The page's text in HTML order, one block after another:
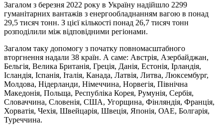
Загалом з березня 2022 року в Україну надійшло 2299
гуманітарних вантажів з енергообладнанням вагою в понад
29,5 тисяч тонн. З цієї кількості понад 26,7 тисяч тонн
розподілили між відповідними регіонами.
Загалом таку допомогу з початку повномасштабного
вторгнення надали 38 країн. А саме: Австрія, Азербайджан,
Бельгія, Велика Британія, Греція, Данія, Естонія, Ірландія,
Ісландія, Іспанія, Італія, Канада, Латвія, Литва, Люксембург,
Молдова, Нідерланди, Німеччина, Норвегія, Північна
Македонія, Польща, Республіка Корея, Румунія, Сербія,
Словаччина, Словенія, США, Угорщина, Фінляндія, Франція,
Хорватія, Чехія, Швейцарія, Швеція, Японія, ОАЕ, Болгарія,
Туреччина.